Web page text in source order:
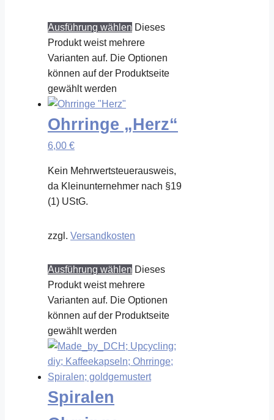
Ausführung wählen Dieses
Produkt weist mehrere
Varianten auf. Die Optionen
können auf der Produktseite
gewählt werden
Ohrringe „Herz“
6,00 €
Kein Mehrwertsteuerausweis,
da Kleinunternehmer nach §19
(1) UStG.
zzgl. Versandkosten
Ausführung wählen Dieses
Produkt weist mehrere
Varianten auf. Die Optionen
können auf der Produktseite
gewählt werden
Spiralen